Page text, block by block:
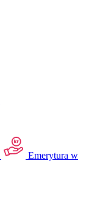
Emerytura w